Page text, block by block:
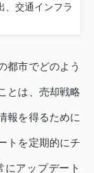
、交通インフラ
都市でどのよう
とは、売却戦略
報を得るために
トを定期的にチ
にアップデート